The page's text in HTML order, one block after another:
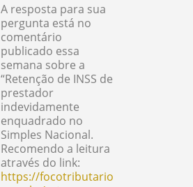
A resposta para sua
pergunta está no
comentário
publicado essa
semana sobre a
“Retenção de INSS de
prestador
indevidamente
enquadrado no
Simples Nacional.
Recomendo a leitura
através do link:
https://focotributario